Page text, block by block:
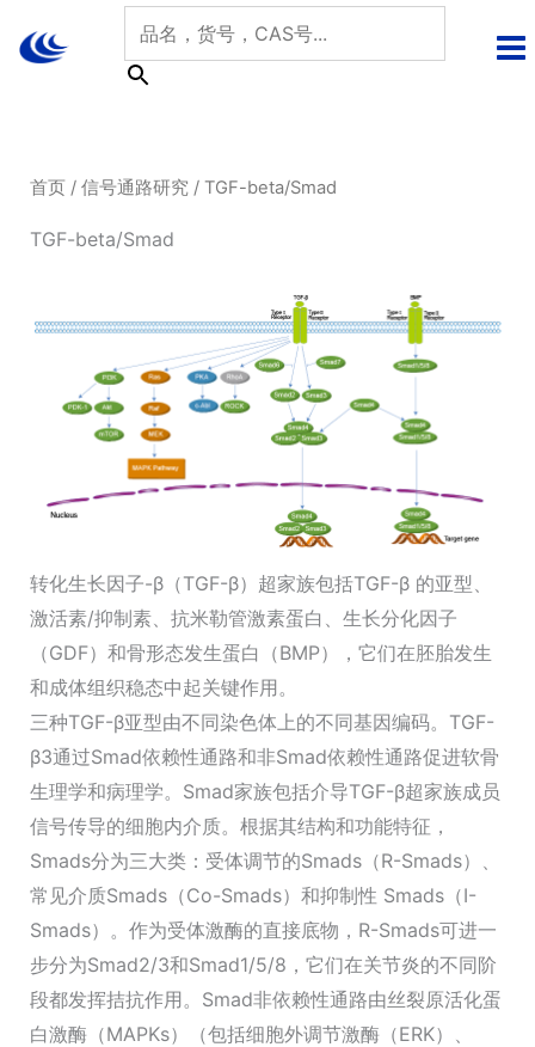
首页/ 信号通路研究/ TGF-beta/Smad
TGF-beta/Smad
转化生长因子-β（TGF-β）超家族包括TGF-β 的亚型、
激活素/抑制素、抗米勒管激素蛋白、生长分化因子
（GDF）和骨形态发生蛋白（BMP），它们在胚胎发生
和成体组织稳态中起关键作用。
三种TGF-β亚型由不同染色体上的不同基因编码。TGF-
β3通过Smad依赖性通路和非Smad依赖性通路促进软骨
生理学和病理学。Smad家族包括介导TGF-β超家族成员
信号传导的细胞内介质。根据其结构和功能特征，
Smads分为三大类：受体调节的Smads（R-Smads）、
常见介质Smads（Co-Smads）和抑制性 Smads（I-
Smads）。作为受体激酶的直接底物，R-Smads可进一
步分为Smad2/3和Smad1/5/8，它们在关节炎的不同阶
段都发挥拮抗作用。Smad非依赖性通路由丝裂原活化蛋
白激酶（MAPKs）（包括细胞外调节激酶（ERK）、